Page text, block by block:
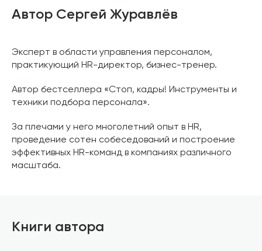
Автор Сергей Журавлёв
Эксперт в области управления персоналом,
практикующий HR-директор, бизнес-тренер.
Автор бестселлера «Стоп, кадры! Инструменты и
техники подбора персонала».
За плечами у него многолетний опыт в HR,
проведение сотен собеседований и построение
эффективных HR-команд в компаниях различного
масштаба.
Книги автора